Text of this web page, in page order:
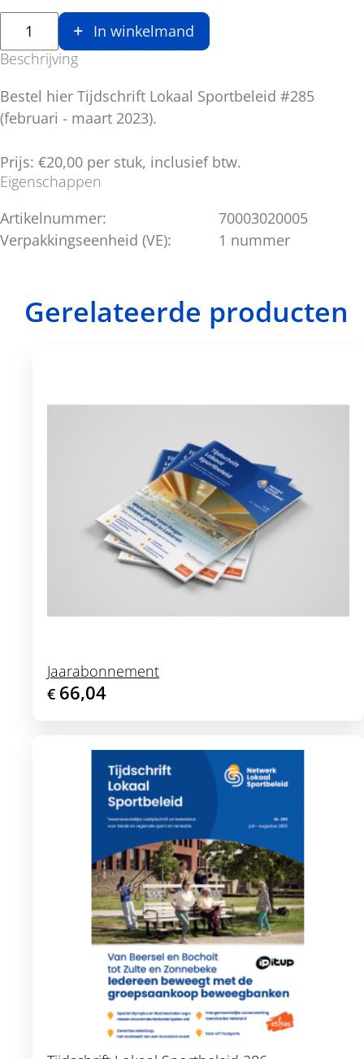
In winkelmand
Beschrijving
Bestel hier Tijdschrift Lokaal Sportbeleid #285
(februari - maart 2023).
Prijs: €20,00 per stuk, inclusief btw.
Eigenschappen
Artikelnummer:
70003020005
Verpakkingseenheid (VE):
1 nummer
Gerelateerde producten
Jaarabonnement
€ 66,04